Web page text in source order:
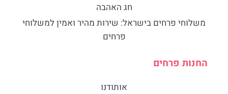
חג האהבה
​משלוחי פרחים בישראל: שירות מהיר ואמין למשלוחי
פרחים
החנות פרחים
אותודנו